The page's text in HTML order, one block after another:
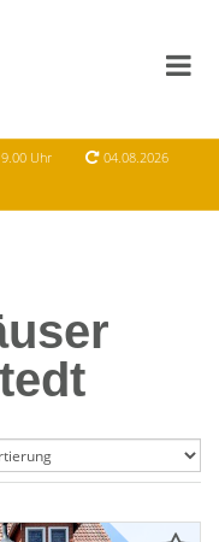
Uhr
04.08.2026